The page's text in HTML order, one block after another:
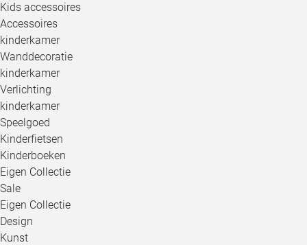
Kids accessoires
Accessoires
kinderkamer
Wanddecoratie
kinderkamer
Verlichting
kinderkamer
Speelgoed
Kinderfietsen
Kinderboeken
Eigen Collectie
Sale
Eigen Collectie
Design
Kunst